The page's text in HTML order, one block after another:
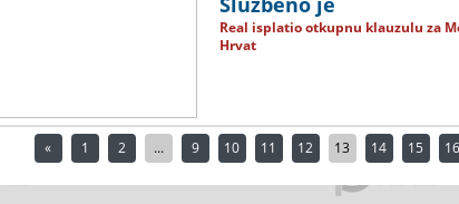
Real isplatio otkupnu klauzulu za
Hrvat
« 1 2 ... 9 10 11 12 13 14 15 16